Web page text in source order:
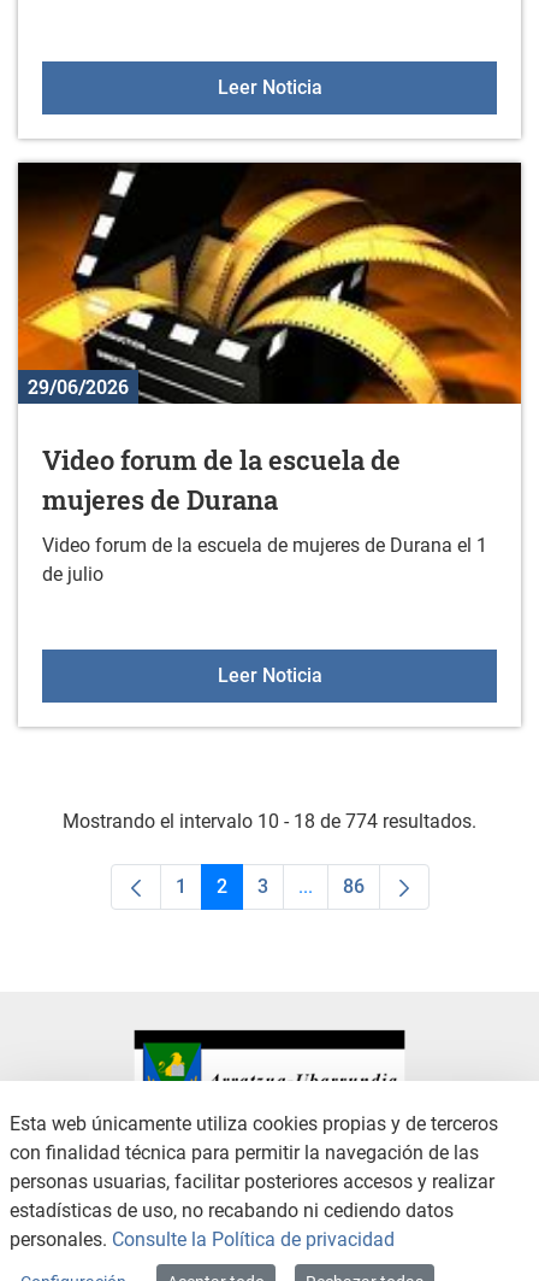
Leer NoticiaSesión de
29/06/2026
Video forum de la escuela de
mujeres de Durana
Video forum de la escuela de mujeres de Durana el 1
de julio
Leer NoticiaVideo forum de la
Mostrando el intervalo 10 - 18 de 774 resultados.
Página
1 Página
2 Página
3 ...Páginas intermedias Use
Página
86
CONTACTO
AVISO LEGAL
CANAL DE DENUNCIAS
POLÍTICA DE PRIVACIDAD
POLÍTICA DE COOKIES
ACCESIBILIDAD
Esta web únicamente utiliza cookies propias y de terceros
con finalidad técnica para permitir la navegación de las
personas usuarias, facilitar posteriores accesos y realizar
estadísticas de uso, no recabando ni cediendo datos
personales. Consulte la Política de privacidad